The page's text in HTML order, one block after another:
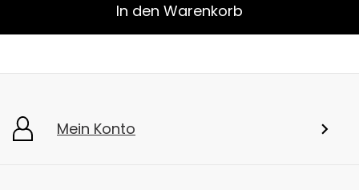
In den Warenkorb
Mein Konto